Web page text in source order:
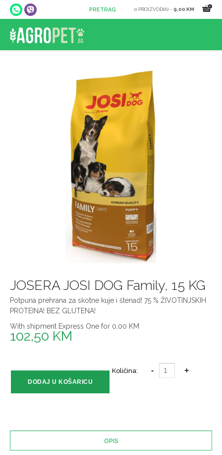
0 PROIZVOD(A) - 9,00 KM
JOSERA JOSI DOG Family, 15 KG
Potpuna prehrana za skotne kuje i štenad! 75 % ŽIVOTINJSKIH
PROTEINA! BEZ GLUTENA!
With shipment Express One for 0,00 KM
102,50 KM
Količina:
OPIS